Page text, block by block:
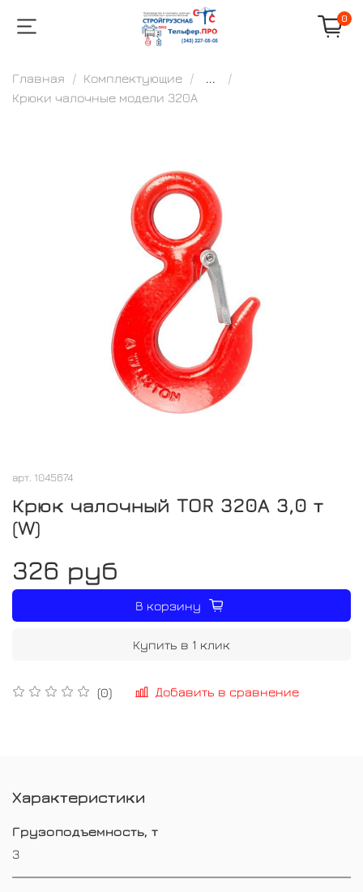
0
Главная Комплектующие
...
Крюки чалочные модели 320А
арт. 1045674
Крюк чалочный TOR 320А 3,0 т
(W)
(0) Добавить в сравнение
326 руб
В корзину
Купить в 1 клик
Характеристики
Грузоподъемность, т
3